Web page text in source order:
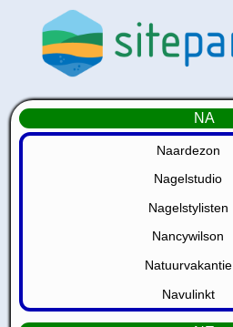
NA
Naardezon
Nagelstudio
Nagelstylisten
Nancywilson
Natuurvakantie
Navulinkt